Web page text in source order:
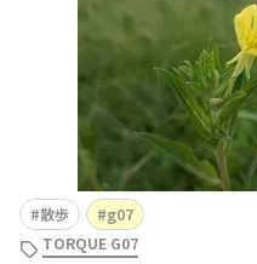
散歩
g07
TORQUE G07